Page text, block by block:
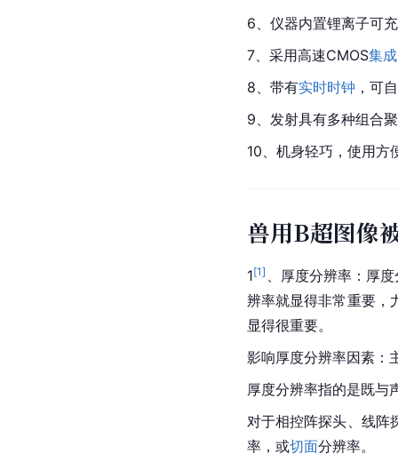
6、仪器内置锂离子可
7、采用高速CMOS集
8、带有实时时钟 ，可
9、发射具有多种组合
10、机身轻巧，使用方
兽用B超图像
1[1] 、厚度分辨率：厚
辨率就显得非常重要，
显得很重要。
影响厚度分辨率因素：
厚度分辨率指的是既与
对于相控阵探头、线阵
率，或切面分辨率。